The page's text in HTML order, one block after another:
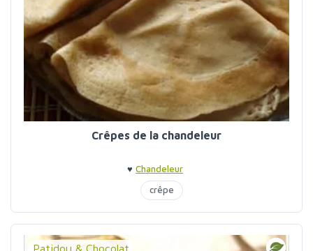
Crêpes de la chandeleur
♥ Chandeleur
crêpe
Patidou & Chocolat